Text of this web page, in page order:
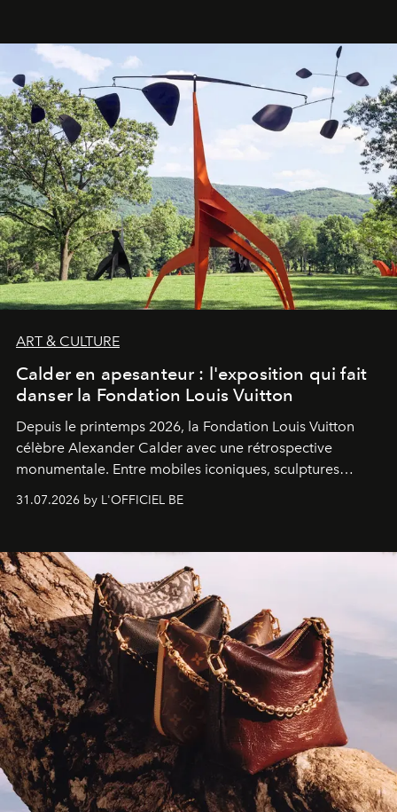
ART & CULTURE
Calder en apesanteur : l'exposition qui fait
danser la Fondation Louis Vuitton
Depuis le printemps 2026, la Fondation Louis Vuitton
célèbre Alexander Calder avec une rétrospective
monumentale. Entre mobiles iconiques, sculptures
monumentales et poésie du mouvement, l'artiste
américain investit les espaces imaginés par Frank Gehry
sculpture.
31.07.2026 by L'OFFICIEL BE